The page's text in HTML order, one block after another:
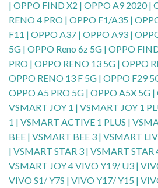
| OPPO FIND X2 | OPPO A9 2020 |
RENO 4 PRO | OPPO F1/A35 |
F11 | OPPO A37 | OPPO A93 |
5G | OPPO Reno 6z 5G | OPPO
PRO | OPPO RENO 13 5G | OPPO
OPPO RENO 13 F 5G | OPPO F29
OPPO A5 PRO 5G | OPPO A5X 5G
VSMART JOY 1 | VSMART JOY 1
1 | VSMART ACTIVE 1 PLUS |
BEE | VSMART BEE 3 | VSMART
| VSMART STAR 3 | VSMART STAR
VSMART JOY 4 VIVO Y19/ U3 |
VIVO S1/ Y7S | VIVO Y17/ Y15 |